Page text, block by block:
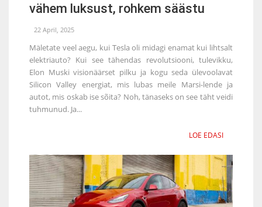
vähem luksust, rohkem säästu
22 April, 2025
Mäletate veel aegu, kui Tesla oli midagi enamat kui lihtsalt
elektriauto? Kui see tähendas revolutsiooni, tulevikku,
Elon Muski visionäärset pilku ja kogu seda ülevoolavat
Silicon Valley energiat, mis lubas meile Marsi-lende ja
autot, mis oskab ise sõita? Noh, tänaseks on see täht veidi
tuhmunud. Ja...
LOE EDASI